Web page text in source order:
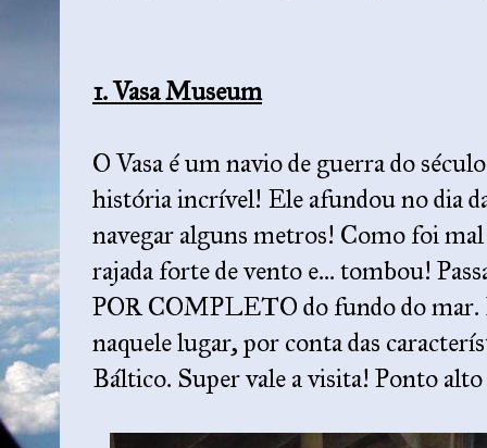
1. Vasa Museum
O Vasa é um navio de guerra do
história incrível! Ele afundou no dia
navegar alguns metros! Como foi
rajada forte de vento e... tombou!
POR COMPLETO do fundo do mar.
naquele lugar, por conta das
Báltico. Super vale a visita! Ponto